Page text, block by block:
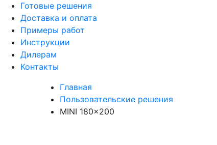
Готовые решения
Доставка и оплата
Примеры работ
Инструкции
Дилерам
Контакты
Главная
Пользовательские решения
MINI 180×200